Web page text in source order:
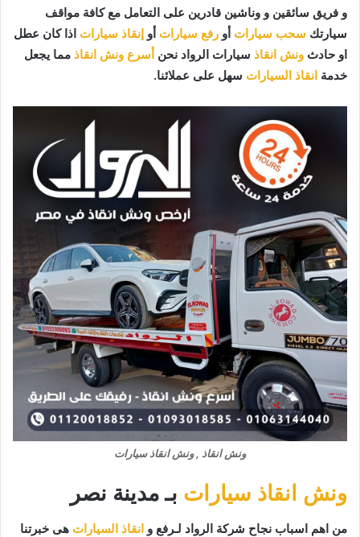
و فريق سائقين و وناشين قادرين على التعامل مع كافة مواقف
سيارتك سحب سيارات أو رفع سيارات أو إنقاذ سيارات اذا كان عطل
او حادث ونش انقاذ سيارات الرواد نحن أسرع ونش انقاذ مما يجعل
خدمة انقاذ السيارات سهل على عملائنا.
ونش انقاذ , ونش انقاذ سيارات
ونش انقاذ سيارات بـ مدينة نصر
من اهم اسباب نجاح شركة الرواد لـرفع و انقاذ السيارات هى خبرتنا